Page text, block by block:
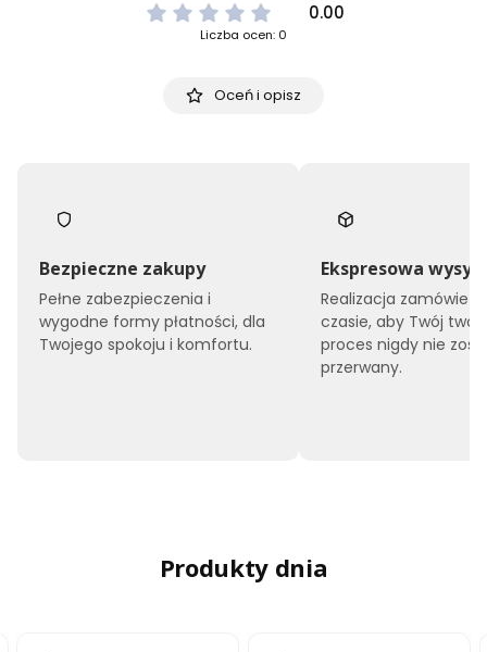
0.00
Liczba ocen: 0
Oceń i opisz
Bezpieczne zakupy
Pełne zabezpieczenia i
wygodne formy płatności, dla
Twojego spokoju i komfortu.
Ekspresowa
Realizacja zamówień
czasie, aby Twój
proces nigdy nie
przerwany.
Produkty dnia